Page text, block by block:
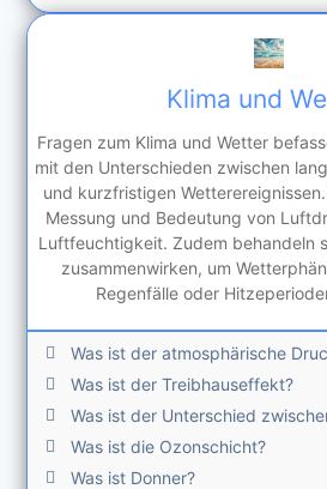
Klima und
Fragen zum Klima und Wetter
mit den Unterschieden zwischen
und kurzfristigen
Messung und Bedeutung von
Luftfeuchtigkeit. Zudem behandeln
zusammenwirken, um
Regenfälle oder
Was ist der atmosphärische
Was ist der Treibhauseffekt?
Was ist der Unterschied
Was ist die Ozonschicht?
Was ist Donner?